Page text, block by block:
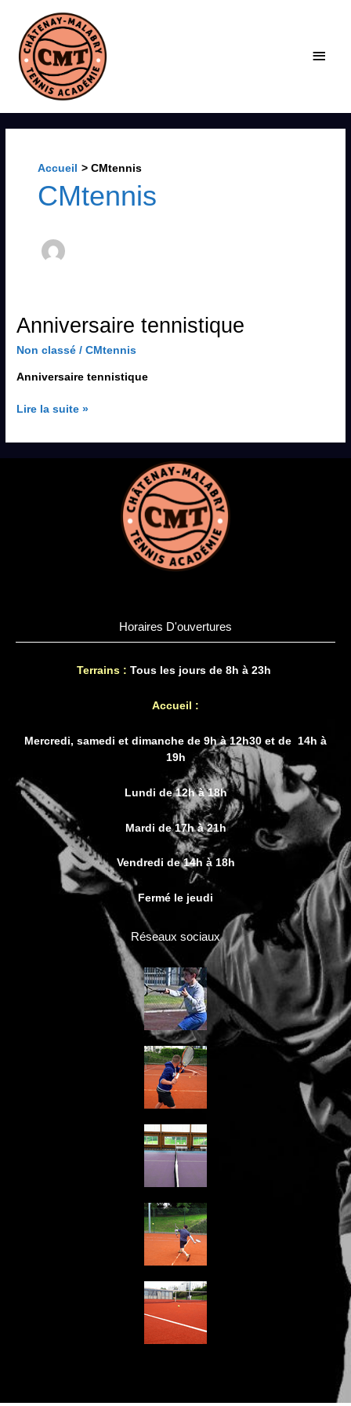
contenu
Accueil CMtennis
CMtennis
Anniversaire tennistique
Non classé /CMtennis
Anniversaire tennistique
Anniversaire
tennistique
Lire la suite »
Horaires D'ouvertures
Terrains : Tous les jours de 8h à 23h
Accueil :
Mercredi, samedi et dimanche de 9h à 12h30 et de 14h à
19h
Lundi de 12h à 18h
Mardi de 17h à 21h
Vendredi de 14h à 18h
Fermé le jeudi
Réseaux sociaux